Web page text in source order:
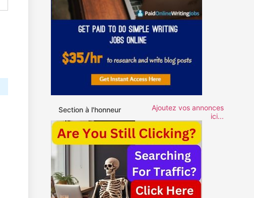
Section à l'honneur
Ajoutez vos annonces
ici...